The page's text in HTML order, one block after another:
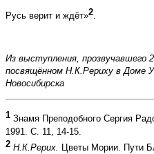
Русь верит и ждёт»2.
Из выступления, прозвучавшего
посвящённом Н.К.Рериху в Доме
Новосибирска
1 Знамя Преподобного Сергия
1991. С. 11, 14-15.
2 Н.К.Рерих. Цветы Мории. Пути